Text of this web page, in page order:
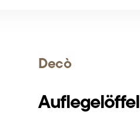
Decò
Auflegelöffel